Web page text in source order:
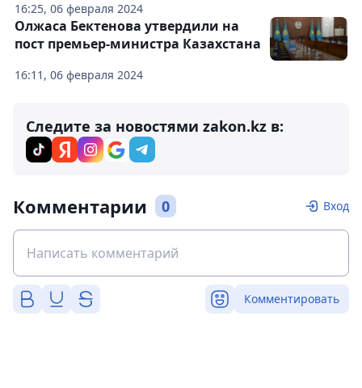
16:25, 06 февраля 2024
16:11, 06 февраля 2024
Олжаса Бектенова утвердили на
пост премьер-министра Казахстана
Следите за новостями zakon.kz в:
Комментарии 0 Вход
Комментировать